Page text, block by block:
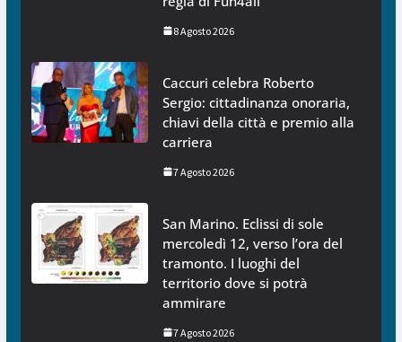
8 Agosto 2026
Caccuri celebra Roberto
Sergio: cittadinanza onoraria,
chiavi della città e premio alla
carriera
7 Agosto 2026
San Marino. Eclissi di sole
mercoledì 12, verso l’ora del
tramonto. I luoghi del
territorio dove si potrà
ammirare
7 Agosto 2026